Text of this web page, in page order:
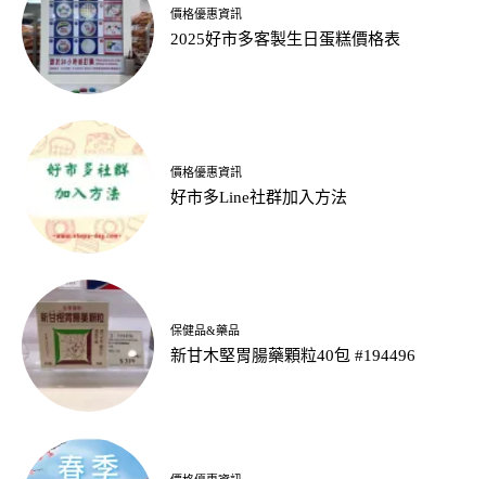
價格優惠資訊
2025好市多客製生日蛋糕價格表
價格優惠資訊
好市多Line社群加入方法
保健品&藥品
新甘木堅胃腸藥顆粒40包 #194496